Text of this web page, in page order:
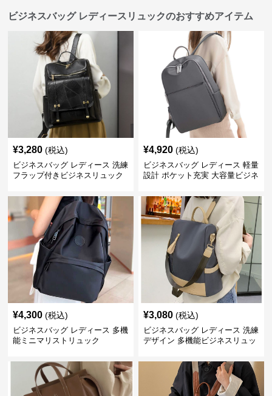
ビジネスバッグ レディースリュックのおすすめアイテム
¥3,280 (税込)
ビジネスバッグ レディース 洗練
フラップ付きビジネスリュック
¥4,920 (税込)
ビジネスバッグ レディース 軽量
設計 ポケット充実 大容量ビジネ
¥4,300 (税込)
ビジネスバッグ レディース 多機
能ミニマリストリュック
¥3,080 (税込)
ビジネスバッグ レディース 洗練
デザイン 多機能ビジネスリュッ